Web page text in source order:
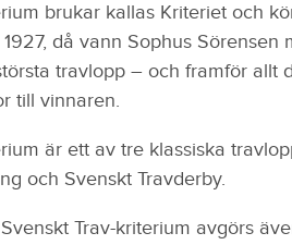
brukar kallas Kriteriet och
då vann Sophus Sörensen
travlopp – och framför allt
till vinnaren.
är ett av tre klassiska
och Svenskt Travderby.
Trav-kriterium avgörs